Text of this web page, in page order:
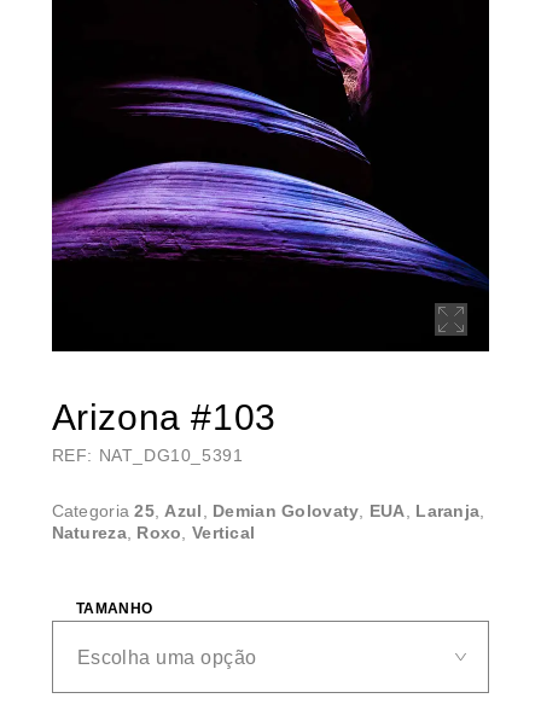
Arizona #103
REF: NAT_DG10_5391
Categoria25,Azul, Demian Golovaty, EUA, Laranja,
Natureza, Roxo,Vertical
TAMANHO